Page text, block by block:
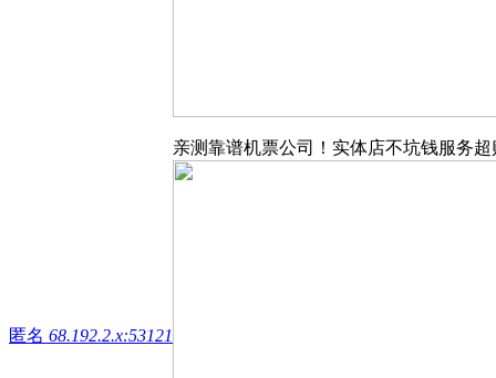
匿名 68.192.2.x:53121
亲测靠谱机票公司！实体店不坑钱服务